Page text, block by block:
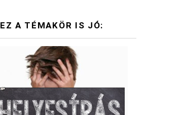
EZ A TÉMAKÖR IS JÓ: